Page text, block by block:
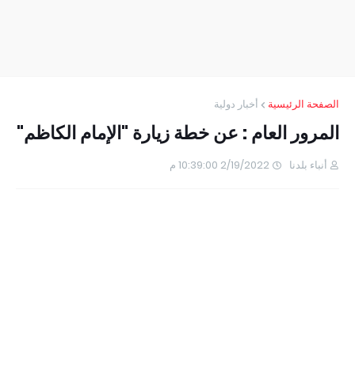
الصفحة الرئيسية أخبار دولية
المرور العام : عن خطة زيارة "الإمام الكاظم"
أنباء بلدنا 2/19/2022 10:39:00 م